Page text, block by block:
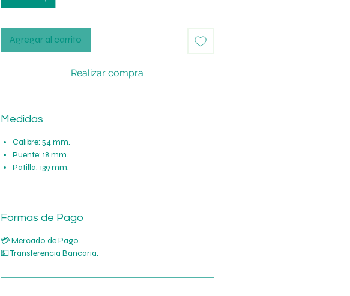
Agregar al carrito
Realizar compra
Medidas
Calibre: 54 mm.
Puente: 18 mm.
Patilla: 139 mm.
Formas de Pago
💳 Mercado de Pago.
💵 Transferencia Bancaria.